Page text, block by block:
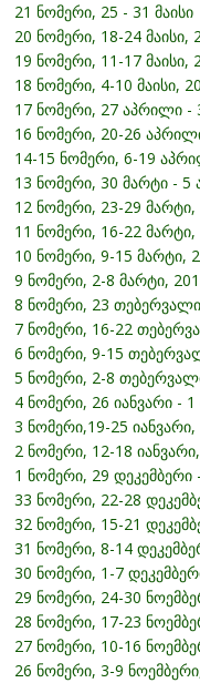
21 ნომერი, 25 - 31 მაისი
20 ნომერი, 18-24 მაისი,
19 ნომერი, 11-17 მაისი,
18 ნომერი, 4-10 მაისი,
17 ნომერი, 27 აპრილი -
16 ნომერი, 20-26
14-15 ნომერი, 6-19
13 ნომერი, 30 მარტი - 5
12 ნომერი, 23-29 მარტი,
11 ნომერი, 16-22 მარტი,
10 ნომერი, 9-15 მარტი,
9 ნომერი, 2-8 მარტი,
8 ნომერი, 23
7 ნომერი, 16-22
6 ნომერი, 9-15
5 ნომერი, 2-8
4 ნომერი, 26 იანვარი -
3 ნომერი,19-25 იანვარი,
2 ნომერი, 12-18
1 ნომერი, 29 დეკემბერი
33 ნომერი, 22-28
32 ნომერი, 15-21
31 ნომერი, 8-14
30 ნომერი, 1-7
29 ნომერი, 24-30
28 ნომერი, 17-23
27 ნომერი, 10-16
26 ნომერი, 3-9